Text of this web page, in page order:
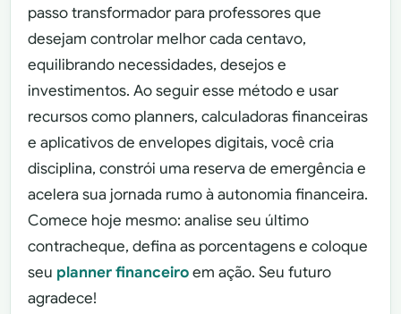
passo transformador para professores que
desejam controlar melhor cada centavo,
equilibrando necessidades, desejos e
investimentos. Ao seguir esse método e usar
recursos como planners, calculadoras financeiras
e aplicativos de envelopes digitais, você cria
disciplina, constrói uma reserva de emergência e
acelera sua jornada rumo à autonomia financeira.
Comece hoje mesmo: analise seu último
contracheque, defina as porcentagens e coloque
seu planner financeiroem ação. Seu futuro
agradece!